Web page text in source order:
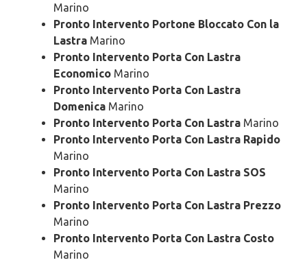
Marino
Pronto Intervento Portone Bloccato Con la
Lastra Marino
Pronto Intervento Porta Con Lastra
Economico Marino
Pronto Intervento Porta Con Lastra
Domenica Marino
Pronto Intervento Porta Con Lastra Marino
Pronto Intervento Porta Con Lastra Rapido
Marino
Pronto Intervento Porta Con Lastra SOS
Marino
Pronto Intervento Porta Con Lastra Prezzo
Marino
Pronto Intervento Porta Con Lastra Costo
Marino